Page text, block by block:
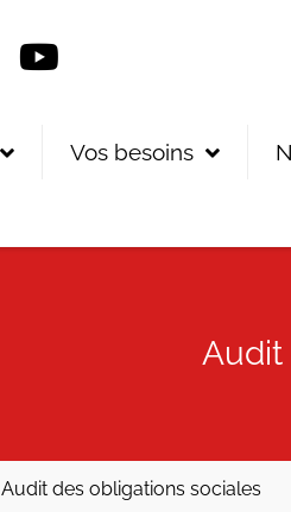
Vos besoins
Audit
Audit des obligations sociales